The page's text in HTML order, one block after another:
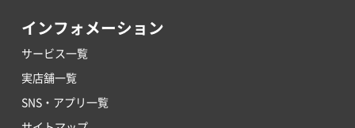
インフォメーション
サービス一覧
実店舗一覧
SNS・アプリ一覧